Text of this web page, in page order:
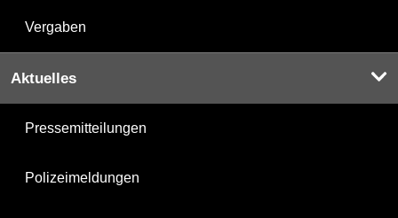
Vergaben
Aktuelles
Pressemitteilungen
Polizeimeldungen